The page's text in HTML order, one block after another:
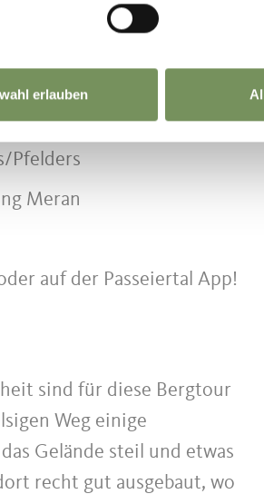
erlauben
nutze unsere öffentlichen
Pfelders
Meran
auf der Passeiertal App!
sind für diese Bergtour
Weg einige
Gelände steil und etwas
recht gut ausgebaut, wo